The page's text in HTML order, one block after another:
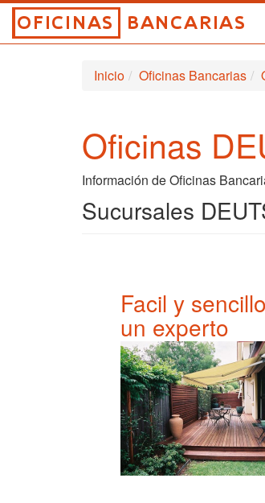
Inicio Oficinas Bancarias
Oficinas
Información de Oficinas
Sucursales
Facil y
un experto